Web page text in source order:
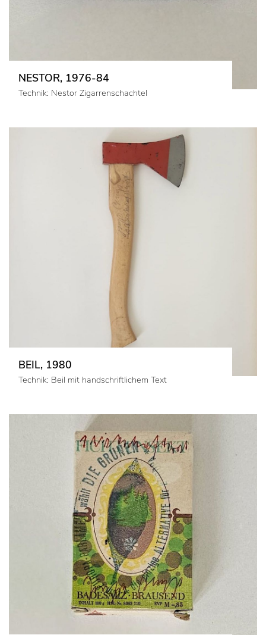
NESTOR, 1976-84
Technik: Nestor Zigarrenschachtel
BEIL, 1980
Technik: Beil mit handschriftlichem Text